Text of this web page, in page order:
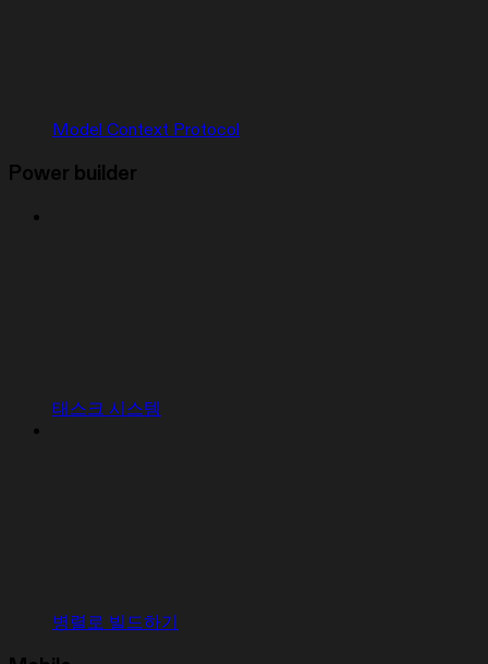
Model Context Protocol
Power builder
태스크 시스템
병렬로 빌드하기